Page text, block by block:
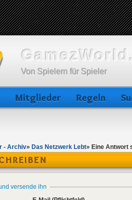
Von Spielern für Spieler
Mitglieder Regeln
- Archiv» Das Netzwerk Lebt» Eine Antwort
versende ihn